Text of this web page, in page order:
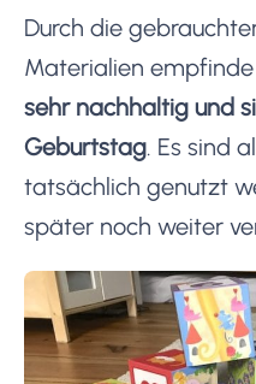
Durch die
Materialien
sehr nachhaltig und
Geburtstag. Es sind
tatsächlich genutzt
später noch weiter